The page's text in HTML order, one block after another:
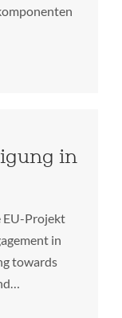
in
EU-Projekt
in
towards